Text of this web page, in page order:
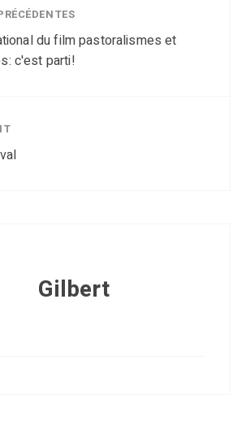
du film pastoralismes et
c'est parti!
Gilbert